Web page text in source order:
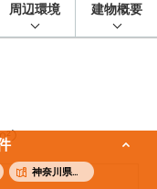
神奈川県横浜市西区
周辺環境 建物概要